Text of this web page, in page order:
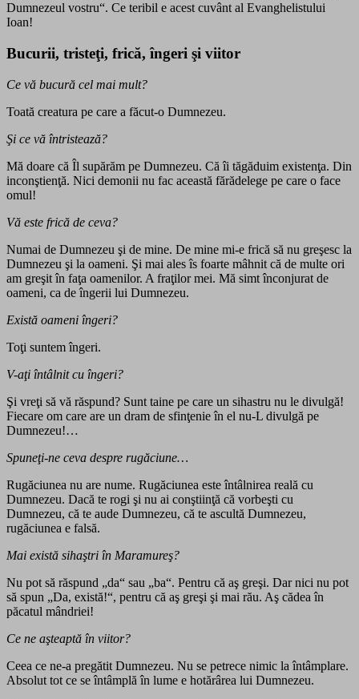
Dumnezeul vostru“. Ce teribil e acest cuvânt al Evanghelistului
Ioan!
Bucurii, tristeţi, frică, îngeri şi viitor
Ce vă bucură cel mai mult?
Toată creatura pe care a făcut-o Dumnezeu.
Şi ce vă întristează?
Mă doare că Îl supărăm pe Dumnezeu. Că îi tăgăduim existenţa. Din
inconştienţă. Nici demonii nu fac această fărădelege pe care o face
omul!
Vă este frică de ceva?
Numai de Dumnezeu şi de mine. De mine mi-e frică să nu greşesc la
Dumnezeu şi la oameni. Şi mai ales îs foarte mâhnit că de multe ori
am greşit în faţa oamenilor. A fraţilor mei. Mă simt înconjurat de
oameni, ca de îngerii lui Dumnezeu.
Există oameni îngeri?
Toţi suntem îngeri.
V-aţi întâlnit cu îngeri?
Şi vreţi să vă răspund? Sunt taine pe care un sihastru nu le divulgă!
Fiecare om care are un dram de sfinţenie în el nu-L divulgă pe
Dumnezeu!…
Spuneţi-ne ceva despre rugăciune…
Rugăciunea nu are nume. Rugăciunea este întâlnirea reală cu
Dumnezeu. Dacă te rogi şi nu ai conştiinţă că vorbeşti cu
Dumnezeu, că te aude Dumnezeu, că te ascultă Dumnezeu,
rugăciunea e falsă.
Mai există sihaştri în Maramureş?
Nu pot să răspund „da“ sau „ba“. Pentru că aş greşi. Dar nici nu pot
să spun „Da, există!“, pentru că aş greşi şi mai rău. Aş cădea în
păcatul mândriei!
Ce ne aşteaptă în viitor?
Ceea ce ne-a pregătit Dumnezeu. Nu se petrece nimic la întâmplare.
Absolut tot ce se întâmplă în lume e hotărârea lui Dumnezeu.